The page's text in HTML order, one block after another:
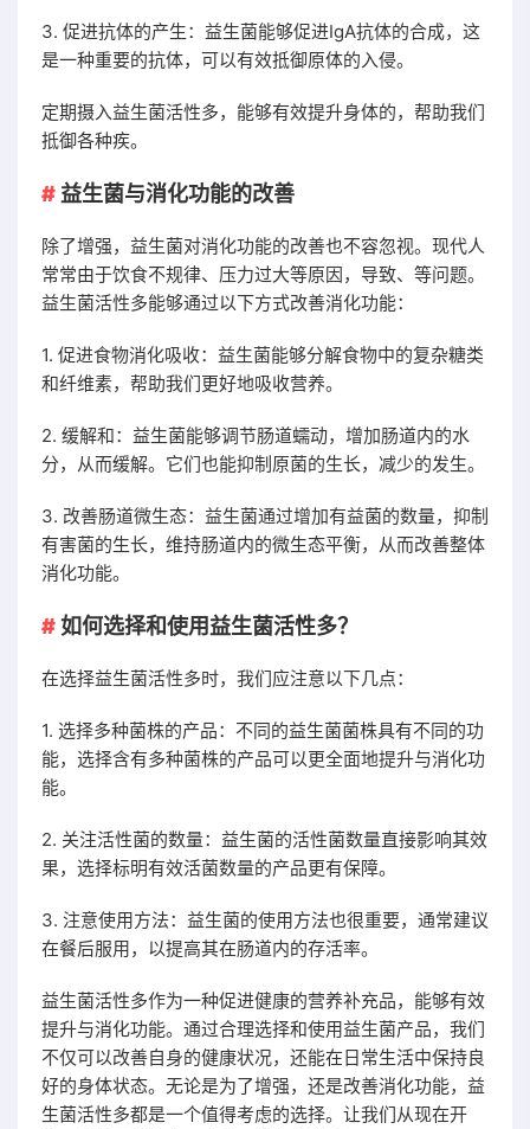
3. 促进抗体的产生：益生菌能够促进IgA抗体的合成，这
是一种重要的抗体，可以有效抵御原体的入侵。
定期摄入益生菌活性多，能够有效提升身体的，帮助我们
抵御各种疾。
益生菌与消化功能的改善
除了增强，益生菌对消化功能的改善也不容忽视。现代人
常常由于饮食不规律、压力过大等原因，导致、等问题。
益生菌活性多能够通过以下方式改善消化功能：
1. 促进食物消化吸收：益生菌能够分解食物中的复杂糖类
和纤维素，帮助我们更好地吸收营养。
2. 缓解和：益生菌能够调节肠道蠕动，增加肠道内的水
分，从而缓解。它们也能抑制原菌的生长，减少的发生。
3. 改善肠道微生态：益生菌通过增加有益菌的数量，抑制
有害菌的生长，维持肠道内的微生态平衡，从而改善整体
消化功能。
如何选择和使用益生菌活性多？
在选择益生菌活性多时，我们应注意以下几点：
1. 选择多种菌株的产品：不同的益生菌菌株具有不同的功
能，选择含有多种菌株的产品可以更全面地提升与消化功
能。
2. 关注活性菌的数量：益生菌的活性菌数量直接影响其效
果，选择标明有效活菌数量的产品更有保障。
3. 注意使用方法：益生菌的使用方法也很重要，通常建议
在餐后服用，以提高其在肠道内的存活率。
益生菌活性多作为一种促进健康的营养补充品，能够有效
提升与消化功能。通过合理选择和使用益生菌产品，我们
不仅可以改善自身的健康状况，还能在日常生活中保持良
好的身体状态。无论是为了增强，还是改善消化功能，益
生菌活性多都是一个值得考虑的选择。让我们从现在开